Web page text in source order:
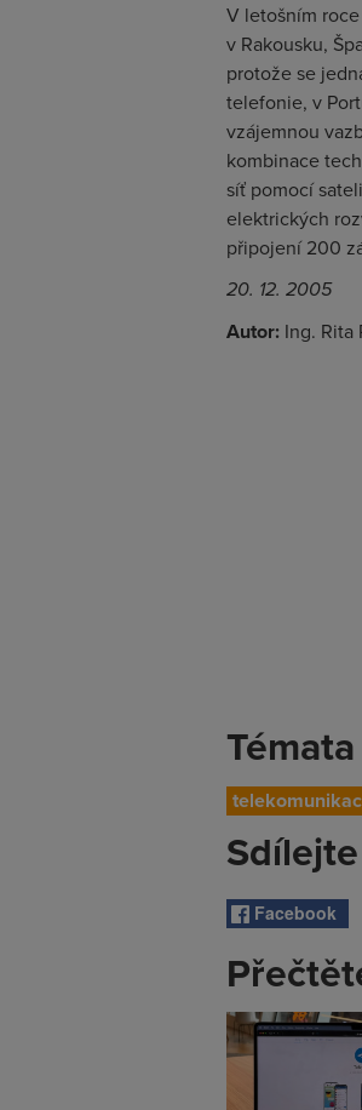
V letošním
v Rakousku,
protože se
telefonie, v
vzájemnou
kombinace
síť pomocí
elektrických
připojení 200
20. 12. 2005
Autor: Ing. Rita
Témata
Sdílejte
Facebook